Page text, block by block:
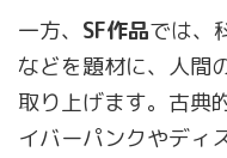
一方、 SF作品では、
などを題材に、人間
取り上げます。古典
イバーパンクやディ